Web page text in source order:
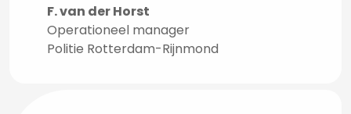
F. van der Horst
Operationeel manager
Politie Rotterdam-Rijnmond